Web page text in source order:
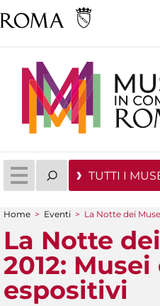
TUTTI I
Tu sei qui
Home > Eventi > La Notte dei
La Notte
2012:
espositivi